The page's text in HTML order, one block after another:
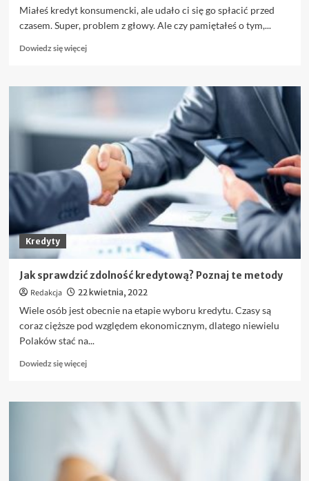
Miałeś kredyt konsumencki, ale udało ci się go spłacić przed
czasem. Super, problem z głowy. Ale czy pamiętałeś o tym,...
Dowiedz się więcejDowiedz
o
Kredyty
Jak sprawdzić zdolność kredytową? Poznaj te metody
Redakcja 22 kwietnia, 2022
Wiele osób jest obecnie na etapie wyboru kredytu. Czasy są
coraz cięższe pod względem ekonomicznym, dlatego niewielu
Polaków stać na...
Dowiedz się więcejDowiedz
o
Poznaj